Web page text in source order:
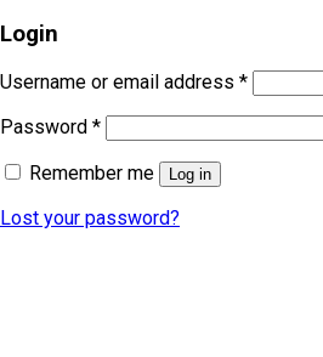
Login
Username or email address *
Password *
Remember me
Log in
Lost your password?